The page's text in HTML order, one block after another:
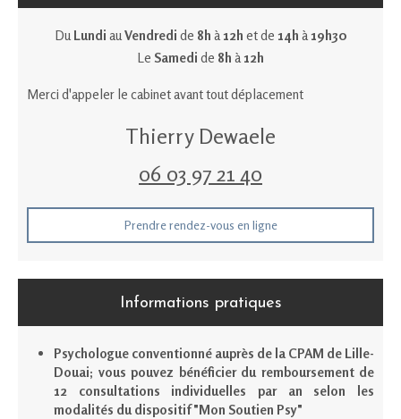
DuLundi auVendredi de 8h à12h et de 14h à19h30
Le Samedi de 8h à12h
Merci d'appeler le cabinet avant tout déplacement
Thierry Dewaele
06 03 97 21 40
Prendre rendez-vous en ligne
Informations pratiques
Psychologue conventionné auprès de la CPAM de Lille-
Douai; vous pouvez bénéficier du remboursement de
12 consultations individuelles par an selon les
modalités du dispositif "Mon Soutien Psy"